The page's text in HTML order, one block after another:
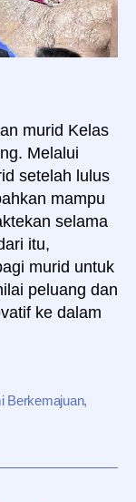
murid Kelas
Melalui
setelah lulus
mampu
selama
itu,
murid untuk
peluang dan
ke dalam
Berkemajuan,